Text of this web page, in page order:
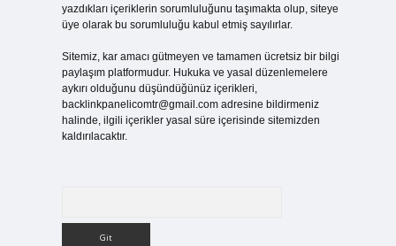
yazdıkları içeriklerin sorumluluğunu taşımakta olup, siteye
üye olarak bu sorumluluğu kabul etmiş sayılırlar.
Sitemiz, kar amacı gütmeyen ve tamamen ücretsiz bir bilgi
paylaşım platformudur. Hukuka ve yasal düzenlemelere
aykırı olduğunu düşündüğünüz içerikleri,
backlinkpanelicomtr@gmail.comadresine bildirmeniz
halinde, ilgili içerikler yasal süre içerisinde sitemizden
kaldırılacaktır.